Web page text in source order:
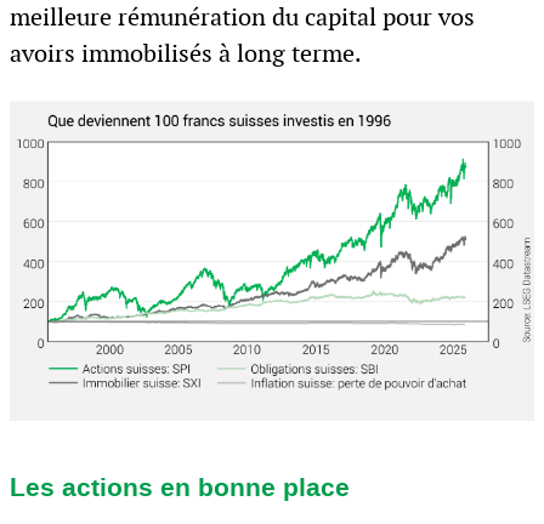
meilleure rémunération du capital pour vos
avoirs immobilisés à long terme.
Les actions en bonne place